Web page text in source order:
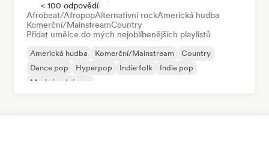
< 100 odpovědí
Afrobeat/AfropopAlternativní rockAmerická hudba
Komerční/MainstreamCountry
Přidat umělce do mých nejoblíbenějších playlistů
Americká hudba Komerční/Mainstream
Country
Dance pop
Hyperpop Indie folk
Indie pop
Mezinárodní pop